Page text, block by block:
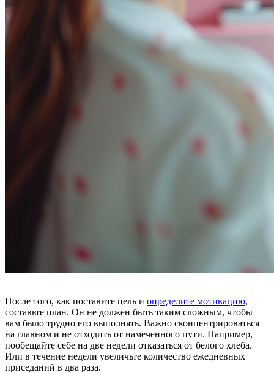
После того, как поставите цель и определите мотивацию,
составьте план. Он не должен быть таким сложным, чтобы
вам было трудно его выполнять. Важно сконцентрироваться
на главном и не отходить от намеченного пути. Например,
пообещайте себе на две недели отказаться от белого хлеба.
Или в течение недели увеличьте количество ежедневных
приседаний в два раза.